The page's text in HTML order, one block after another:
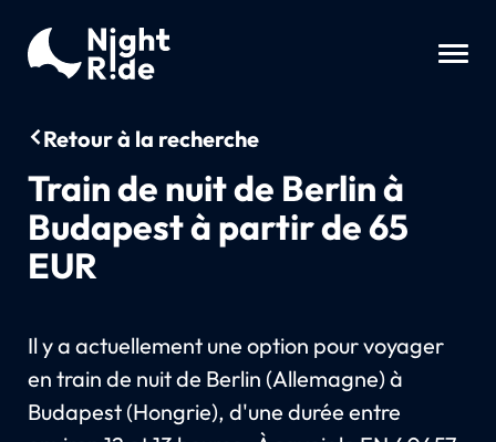
Retour à la recherche
Train de nuit de Berlin à
Budapest à partir de 65
EUR
Il y a actuellement une option pour voyager
en train de nuit de Berlin (Allemagne) à
Budapest (Hongrie), d'une durée entre